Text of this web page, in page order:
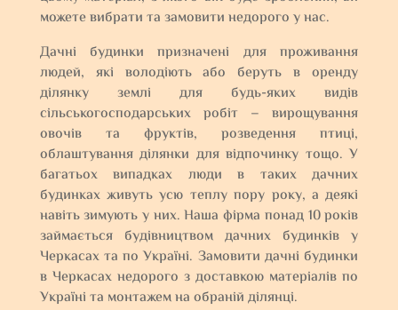
можете вибрати та замовити недорого у нас.
Дачні будинки призначені для проживання
людей, які володіють або беруть в оренду
ділянку землі для будь-яких видів
сільськогосподарських робіт – вирощування
овочів та фруктів, розведення птиці,
облаштування ділянки для відпочинку тощо. У
багатьох випадках люди в таких дачних
будинках живуть усю теплу пору року, а деякі
навіть зимують у них. Наша фірма понад 10 років
займається будівництвом дачних будинків у
Черкасах та по Україні. Замовити дачні будинки
в Черкасах недорого з доставкою матеріалів по
Україні та монтажем на обраній ділянці.